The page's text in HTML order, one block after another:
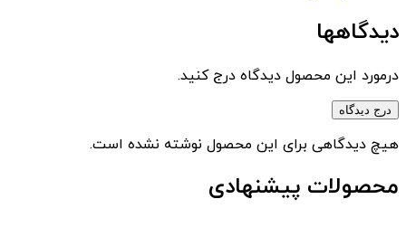
دیدگاهها
درمورد این محصول دیدگاه درج کنید.
درج دیدگاه
هیچ دیدگاهی برای این محصول نوشته نشده است.
محصولات پیشنهادی